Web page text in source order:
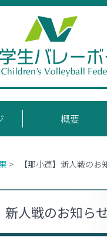
概要
> 【那小連】新人戦のお
新人戦のお知ら